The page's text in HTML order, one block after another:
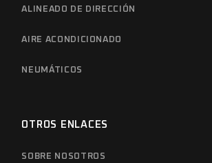
ALINEADO DE DIRECCIÓN
AIRE ACONDICIONADO
NEUMÁTICOS
OTROS ENLACES
SOBRE NOSOTROS